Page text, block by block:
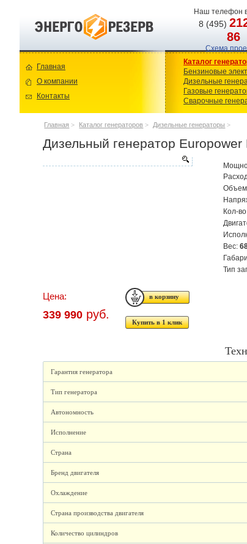
Наш телефон
8 (495)
86
Схема
Главная
О компании
Контакты
Каталог
Бензиновые
Дизельные
Газовые
Сварочные
Главная > Каталог генераторов > Дизельные генераторы >
Дизельный генератор Europower
Кол-
Вес:
Тип
Цена:
339 990 руб.
Купить в 1 клик
Гарантия генератора
Тип генератора
Автономность
Исполнение
Страна
Бренд двигателя
Охлаждение
Страна производства двигателя
Количество цилиндров